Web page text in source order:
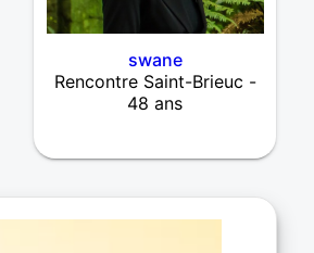
swane
Rencontre Saint-Brieuc -
48 ans